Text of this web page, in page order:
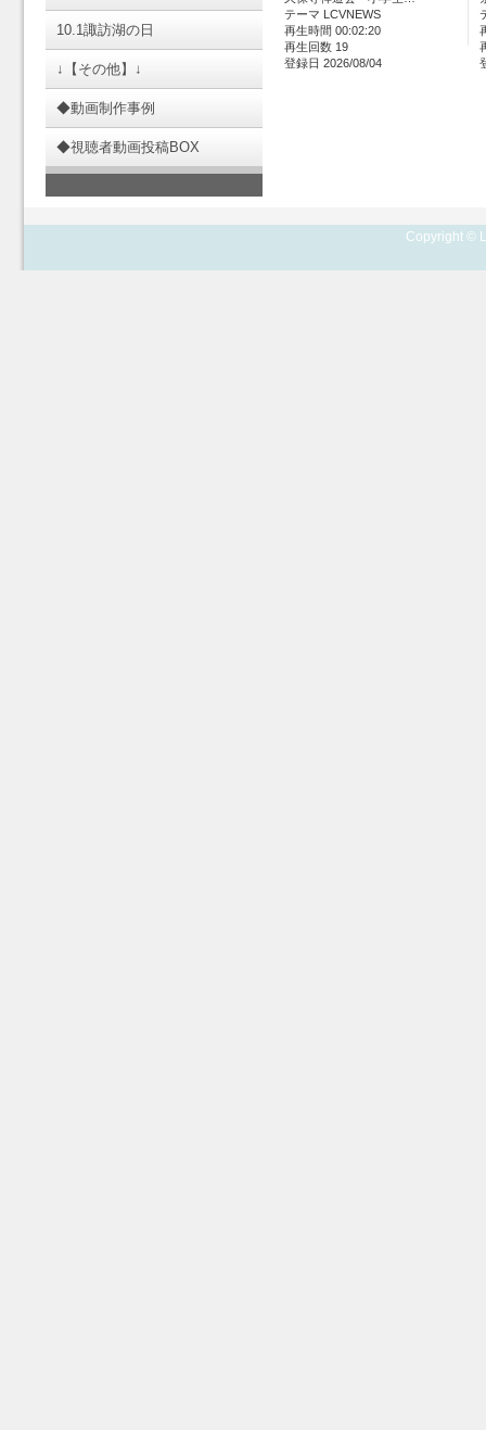
10.1諏訪湖の日
↓【その他】↓
◆動画制作事例
◆視聴者動画投稿BOX
テーマ LCVNEWS
再生時間 00:02:20
再生回数 19
登録日 2026/08/04
Copyright ©